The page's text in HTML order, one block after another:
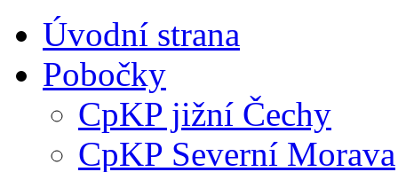
Úvodní strana
Pobočky
CpKP jižní Čechy
CpKP Severní Morava